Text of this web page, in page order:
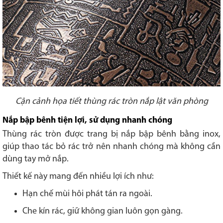
Cận cảnh họa tiết thùng rác tròn nắp lật văn phòng
Nắp bập bênh tiện lợi, sử dụng nhanh chóng
Thùng rác tròn được trang bị nắp bập bênh bằng inox,
giúp thao tác bỏ rác trở nên nhanh chóng mà không cần
dùng tay mở nắp.
Thiết kế này mang đến nhiều lợi ích như:
Hạn chế mùi hôi phát tán ra ngoài.
Che kín rác, giữ không gian luôn gọn gàng.